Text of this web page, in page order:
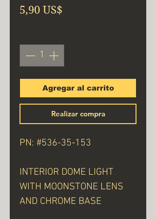
5,90 US$
Agregar al carrito
Realizar compra
PN: #536-35-153
INTERIOR DOME LIGHT
WITH MOONSTONE LENS
AND CHROME BASE